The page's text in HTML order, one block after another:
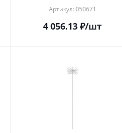
Артикул: 050671
4 056.13 ₽/шт